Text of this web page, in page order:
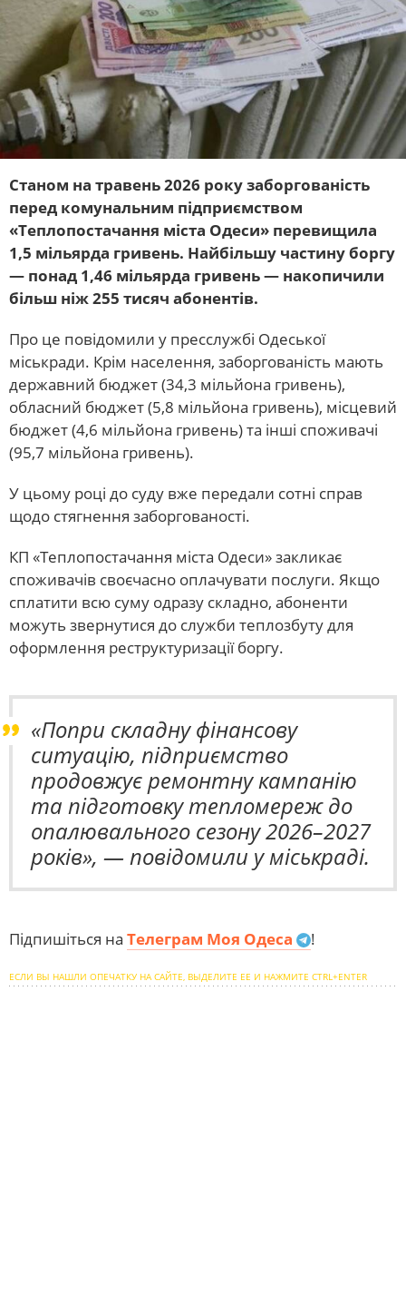
Станом на травень 2026 року заборгованість
перед комунальним підприємством
«Теплопостачання міста Одеси» перевищила
1,5 мільярда гривень. Найбільшу частину боргу
— понад 1,46 мільярда гривень — накопичили
більш ніж 255 тисяч абонентів.
Про це повідомили у пресслужбі Одеської
міськради. Крім населення, заборгованість мають
державний бюджет (34,3 мільйона гривень),
обласний бюджет (5,8 мільйона гривень), місцевий
бюджет (4,6 мільйона гривень) та інші споживачі
(95,7 мільйона гривень).
У цьому році до суду вже передали сотні справ
щодо стягнення заборгованості.
КП «Теплопостачання міста Одеси» закликає
споживачів своєчасно оплачувати послуги. Якщо
сплатити всю суму одразу складно, абоненти
можуть звернутися до служби теплозбуту для
оформлення реструктуризації боргу.
Попри складну фінансову
ситуацію, підприємство
продовжує ремонтну кампанію
та підготовку тепломереж до
опалювального сезону 2026–2027
років , — повідомили у міськраді.
Підпишіться на Телеграм Моя Одеса !
ЕСЛИ ВЫ НАШЛИ ОПЕЧАТКУ НА САЙТЕ, ВЫДЕЛИТЕ ЕЕ И НАЖМИТЕ CTRL+ENTER